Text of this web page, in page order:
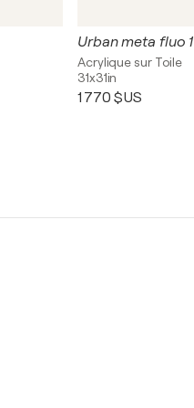
Urban meta fluo 1
Acrylique sur Toile
31x31in
1 770 $US